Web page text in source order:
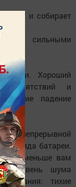
и собирает
с сильными
Хороший
и
падение
непрерывной
заряда батареи.
тем меньше вам
Уровень шума
тихие